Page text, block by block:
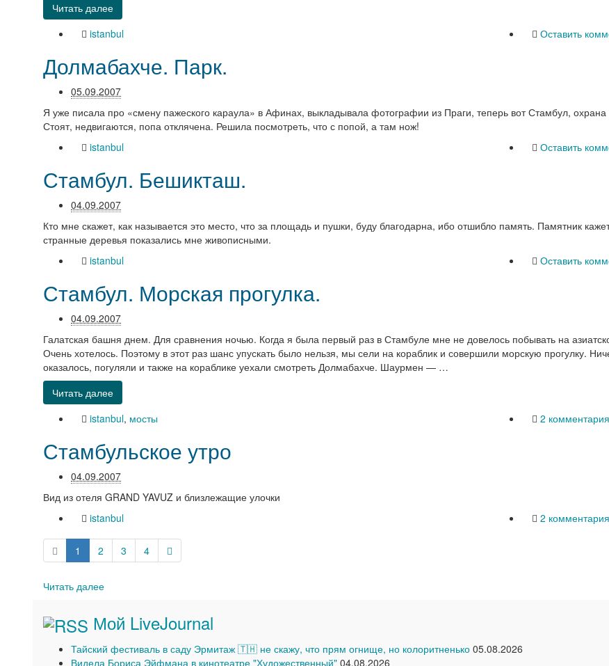
Читать далее
istanbul
Оставить
Долмабахче. Парк.
05.09.2007
Я уже писала про «смену пажеского караула» в Афинах, выкладывала фотографии из Праги, теперь вот Стамбул,
Стоят, недвигаются, попа отклячена. Решила посмотреть, что с попой, а там нож!
istanbul
Оставить
Стамбул. Бешикташ.
04.09.2007
Кто мне скажет, как называется это место, что за площадь и пушки, буду благодарна, ибо отшибло память. Памятник
странные деревья показались мне живописными.
istanbul
Оставить
Стамбул. Морская прогулка.
04.09.2007
Галатская башня днем. Для сравнения ночью. Когда я была первый раз в Стамбуле мне не довелось побывать на
Очень хотелось. Поэтому в этот раз шанс упускать было нельзя, мы сели на кораблик и совершили морскую прогулку.
оказалось, погуляли и также на кораблике уехали смотреть Долмабахче. Шаурмен — …
Читать далее
istanbul, мосты 2 комментария
Стамбульское утро
04.09.2007
Вид из отеля GRAND YAVUZ и близлежащие улочки
istanbul
2 комментария
1 2 3 4
Читать далее
Мой LiveJournal
Тайский фестиваль в саду Эрмитаж 🇹🇭 не скажу, что прям огнище, но колоритненько 05.08.2026
Видела Бориса Эйфмана в кинотеатре "Художественный" 04.08.2026